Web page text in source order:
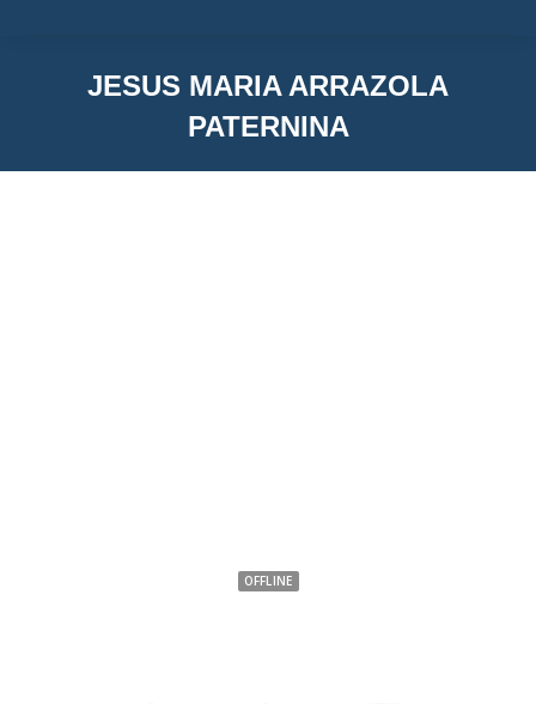
JESUS MARIA ARRAZOLA
PATERNINA
OFFLINE